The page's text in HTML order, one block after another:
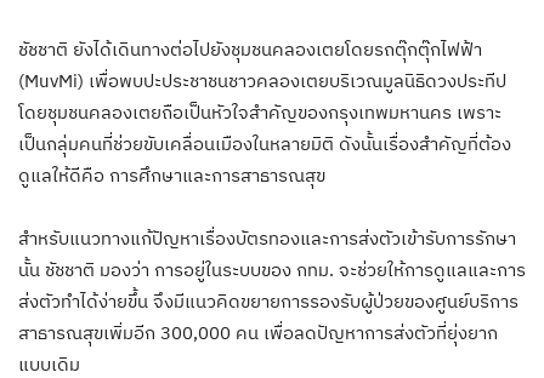
ชัชชาติ ยังได้เดินทางต่อไปยังชุมชนคลองเตยโดยรถตุ๊กตุ๊กไฟฟ้า
(MuvMi) เพื่อพบปะประชาชนชาวคลองเตยบริเวณมูลนิธิดวงประทีป
โดยชุมชนคลองเตยถือเป็นหัวใจสำคัญของกรุงเทพมหานคร เพราะ
เป็นกลุ่มคนที่ช่วยขับเคลื่อนเมืองในหลายมิติ ดังนั้นเรื่องสำคัญที่ต้อง
ดูแลให้ดีคือ การศึกษาและการสาธารณสุข
สำหรับแนวทางแก้ปัญหาเรื่องบัตรทองและการส่งตัวเข้ารับการรักษา
นั้น ชัชชาติ มองว่า การอยู่ในระบบของ กทม. จะช่วยให้การดูแลและการ
ส่งตัวทำได้ง่ายขึ้น จึงมีแนวคิดขยายการรองรับผู้ป่วยของศูนย์บริการ
สาธารณสุขเพิ่มอีก 300,000 คน เพื่อลดปัญหาการส่งตัวที่ยุ่งยาก
แบบเดิม